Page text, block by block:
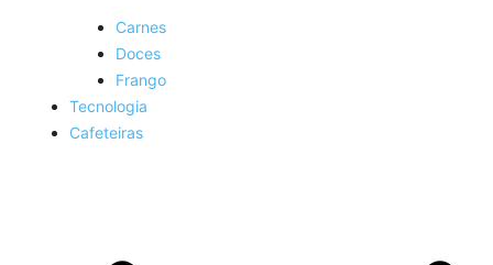
Carnes
Doces
Frango
Tecnologia
Cafeteiras